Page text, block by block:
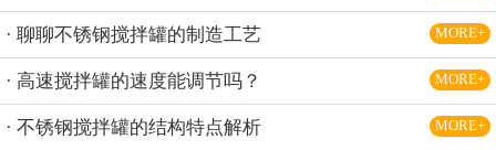
· 聊聊不锈钢搅拌罐的制造工艺 MORE+
· 高速搅拌罐的速度能调节吗？ MORE+
· 不锈钢搅拌罐的结构特点解析 MORE+